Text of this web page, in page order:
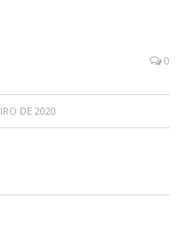
0
DE 2020